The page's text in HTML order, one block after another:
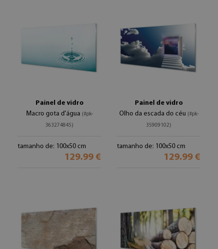
Painel de vidro
Macro gota d'água (#pk-
363274845)
tamanho de: 100x50 cm
129.99 €
Painel de vidro
Olho da escada do céu (#pk-
35909102)
tamanho de: 100x50 cm
129.99 €